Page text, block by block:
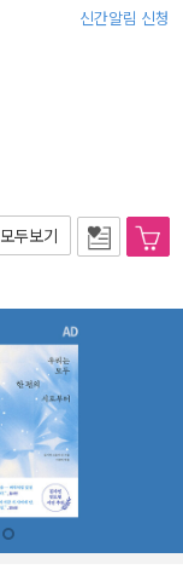
신간알림 신청
모두보기